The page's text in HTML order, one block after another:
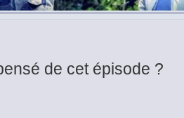
de cet épisode ?